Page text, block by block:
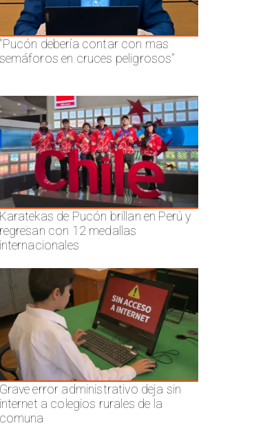
"Pucón debería contar con mas
semáforos en cruces peligrosos"
Karatekas de Pucón brillan en Perú y
regresan con 12 medallas
internacionales
Grave error administrativo deja sin
internet a colegios rurales de la
comuna